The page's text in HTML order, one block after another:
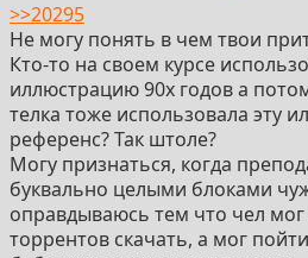
>>20295
Не могу понять в чем твои
Кто-то на своем курсе
иллюстрацию 90х годов а
телка тоже использовала эту
референс? Так штоле?
Могу признаться, когда
буквально целыми блоками
оправдываюсь тем что чел мог
торрентов скачать, а мог